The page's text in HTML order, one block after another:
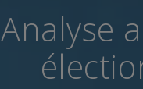
Analyse